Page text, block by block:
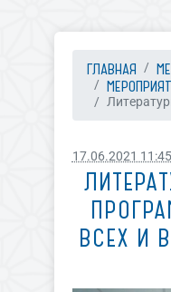
ГЛАВНАЯ
17.06.2021 11:45
ВСЕХ И